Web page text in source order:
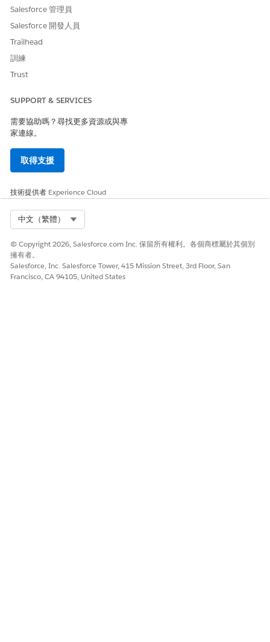
Salesforce 管理員
Salesforce 開發人員
Trailhead
訓練
Trust
SUPPORT & SERVICES
需要協助嗎？尋找更多資源或與專
家連線。
取得支援
技術提供者 Experience Cloud
中文（繁體）
© Copyright 2026, Salesforce.com Inc. 保留所有權利。各個商標屬於其個別
擁有者。
Salesforce, Inc. Salesforce Tower, 415 Mission Street, 3rd Floor, San
Francisco, CA 94105, United States